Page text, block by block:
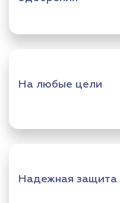
На любые цели
Надежная защита